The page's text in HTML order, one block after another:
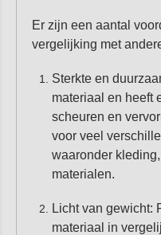
Er zijn een aantal
vergelijking met
Sterkte en
materiaal en heeft
scheuren en
voor veel
waaronder
materialen.
Licht van gewicht:
materiaal in